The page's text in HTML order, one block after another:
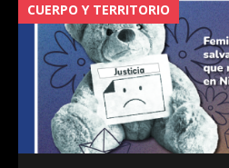
CUERPO Y TERRITORIO